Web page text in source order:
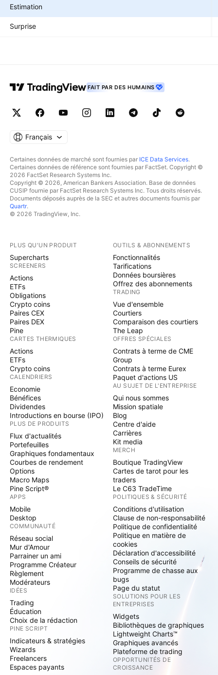
Estimation
Surprise
FAIT PAR DES HUMAINS
Français
Certaines données de marché sont fournies par ICE Data Services.
Certaines données de référence sont fournies par FactSet. Copyright ©
2026 FactSet Research Systems Inc.
Copyright © 2026, American Bankers Association. Base de données
CUSIP fournie par FactSet Research Systems Inc. Tous droits réservés.
Documents déposés auprès de la SEC et autres documents fournis par
Quartr.
© 2026 TradingView, Inc.
PLUS QU'UN PRODUIT
Supercharts
SCREENERS
Actions
ETFs
Obligations
Crypto coins
Paires CEX
Paires DEX
Pine
CARTES THERMIQUES
Actions
ETFs
Crypto coins
CALENDRIERS
Economie
Bénéfices
Dividendes
Introductions en bourse (IPO)
PLUS DE PRODUITS
Flux d'actualités
Portefeuilles
Graphiques fondamentaux
Courbes de rendement
Options
Macro Maps
Pine Script®
APPS
Mobile
Desktop
COMMUNAUTÉ
Réseau social
Mur d'Amour
Parrainer un ami
Programme Créateur
Règlement
Modérateurs
IDÉES
Trading
Éducation
Choix de la rédaction
PINE SCRIPT
Indicateurs & stratégies
Wizards
Freelancers
Espaces payants
OUTILS & ABONNEMENTS
Fonctionnalités
Tarifications
Données boursières
Offrez des abonnements
TRADING
Vue d'ensemble
Courtiers
Comparaison des courtiers
The Leap
OFFRES SPÉCIALES
Contrats à terme de CME
Group
Contrats à terme Eurex
Paquet d'actions US
AU SUJET DE L'ENTREPRISE
Qui nous sommes
Mission spatiale
Blog
Centre d'aide
Carrières
Kit media
MERCH
Boutique TradingView
Cartes de tarot pour les
traders
Le C63 TradeTime
POLITIQUES & SÉCURITÉ
Conditions d'utilisation
Clause de non-responsabilité
Politique de confidentialité
Politique en matière de
cookies
Déclaration d'accessibilité
Conseils de sécurité
Programme de chasse aux
bugs
Page du statut
SOLUTIONS POUR LES
ENTREPRISES
Widgets
Bibliothèques de graphiques
Lightweight Charts™
Graphiques avancés
Plateforme de trading
OPPORTUNITÉS DE
CROISSANCE